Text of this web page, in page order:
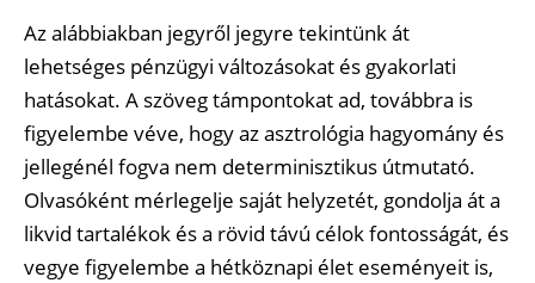
Az alábbiakban jegyről jegyre tekintünk át
lehetséges pénzügyi változásokat és gyakorlati
hatásokat. A szöveg támpontokat ad, továbbra is
figyelembe véve, hogy az asztrológia hagyomány és
jellegénél fogva nem determinisztikus útmutató.
Olvasóként mérlegelje saját helyzetét, gondolja át a
likvid tartalékok és a rövid távú célok fontosságát, és
vegye figyelembe a hétköznapi élet eseményeit is,